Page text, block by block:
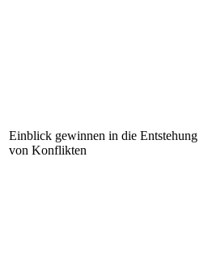
Einblick gewinnen in die Entstehung
von Konflikten